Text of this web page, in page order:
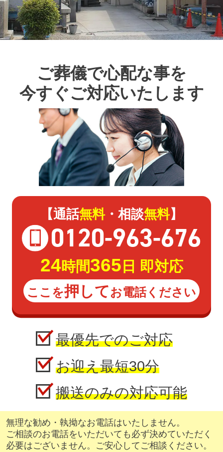
ご葬儀で心配な事を
今すぐご対応いたします
【通話無料・相談無料】
0120-963-676
24時間365 日 即対応
ここを押してお電話ください
最優先でのご対応
お迎え最短30分
搬送のみの対応可能
無理な勧め・執拗なお電話はいたしません。
ご相談のお電話をいただいても必ず決めていただく
必要はございません。ご安心してご相談ください。